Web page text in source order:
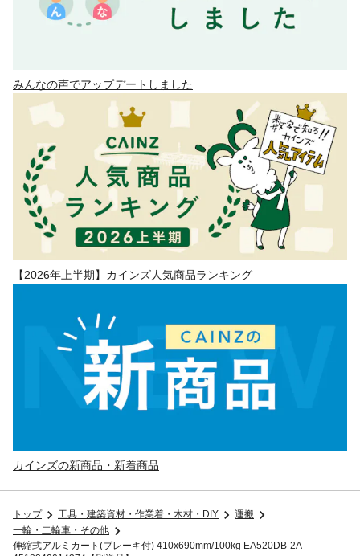
みんなの声でアップデートしました
【2026年上半期】カインズ人気商品ランキング
カインズの新商品・新着商品
トップ 工具・建築資材・作業着・木材・DIY
運搬
一輪・二輪車・その他
伸縮式アルミカート(ブレーキ付) 410x690mm/100kg EA520DB-2A